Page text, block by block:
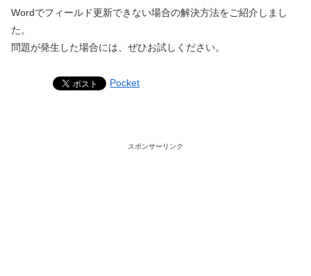
Wordでフィールド更新できない場合の解決方法をご紹介しまし
た。
問題が発生した場合には、ぜひお試しください。
Pocket
スポンサーリンク